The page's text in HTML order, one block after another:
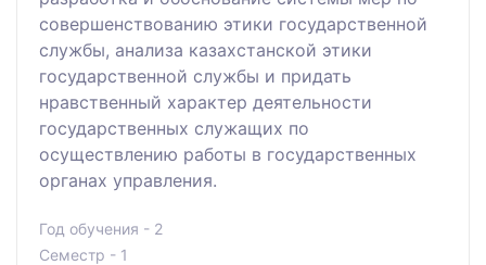
совершенствованию этики государственной
службы, анализа казахстанской этики
государственной службы и придать
нравственный характер деятельности
государственных служащих по
осуществлению работы в государственных
органах управления.
Год обучения - 2
Семестр - 1